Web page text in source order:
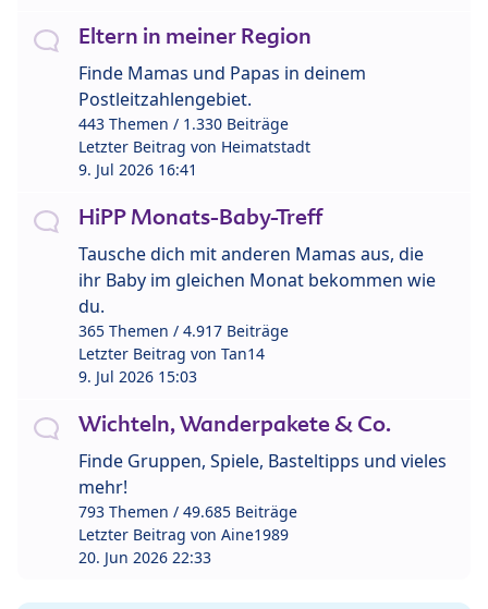
Eltern in meiner Region
Finde Mamas und Papas in deinem
Postleitzahlengebiet.
443 Themen / 1.330 Beiträge
Letzter Beitrag von Heimatstadt
9. Jul 2026 16:41
HiPP Monats-Baby-Treff
Tausche dich mit anderen Mamas aus, die
ihr Baby im gleichen Monat bekommen wie
du.
365 Themen / 4.917 Beiträge
Letzter Beitrag von Tan14
9. Jul 2026 15:03
Wichteln, Wanderpakete & Co.
Finde Gruppen, Spiele, Basteltipps und vieles
mehr!
793 Themen / 49.685 Beiträge
Letzter Beitrag von Aine1989
20. Jun 2026 22:33